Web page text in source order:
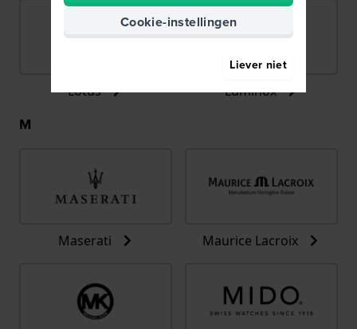
Lotus Luminox
M
Maserati Maurice Lacroix
Cookie-instellingen
Liever niet